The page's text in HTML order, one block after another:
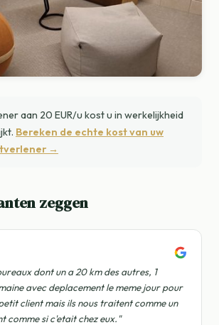
aan 20 EUR/u kost u in werkelijkheid
Bereken de echte kost van uw
→
zeggen
dont un a 20 km des autres, 1
avec deplacement le meme jour pour
client mais ils nous traitent comme un
comme si c'etait chez eux."